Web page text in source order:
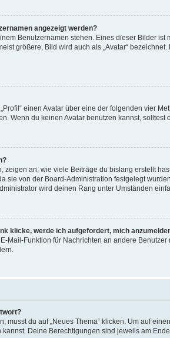
angezeigt werden?
Benutzernamen stehen. Eines dieser Bilder
größere, Bild wird auch als „Avatar“
einen Avatar über eine der folgenden vier
Wenn du keinen Avatar benutzen kannst,
zeigen an, wie viele Beiträge du bislang erstellt
sie von der Board-Administration festgelegt
wird deinen Rang unter Umständen
klicke, werde ich aufgefordert, mich
Mail-Funktion für Nachrichten an andere
musst du auf „Neues Thema“ klicken. Um auf
Deine Berechtigungen sind jeweils am